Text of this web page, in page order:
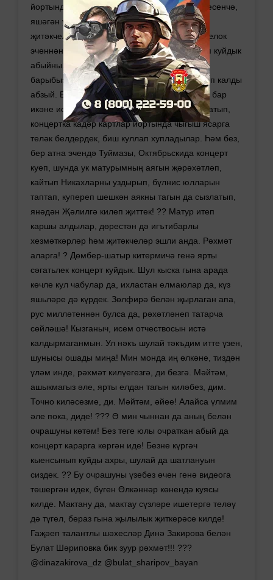
йортында яши икән. Зарланмады, юуук, киресенчә,
яшәгән урынының хезмәткәрләренә һәм
җитәкчеләренә рәхмәтле булуын әйтте. Поселок
эченнән узу юл планында булмаса да, илтеп куйдык
абыйны. Дөресрәге, машина йөретте инде
барыбызны да) Башымда уй калдырып төшеп калды
абзый. Бер атнадан Җәлилдә концерт куясы бар
икәне искә төште! Оештыручыларга шалтыратып,
концертка кадәр картлар йортында чыгыш ясарга
теләк белдердек, биш куллап хупладылар. Һәм без,
бер атна эчендә Туймазы, Октябрьскида концерт
куеп, шунда ук матурымның аягын җәрәхәтләп,
кайтып Никахларны уздырып, бүлнис юлларын
таптап, купереп шешкән аякны тагын да сызлатып,
янәдән Җәлилгә килеп җиттек! ?? Матур итеп
каршы алдылар, дөрестән дә игътибарлы
хезмәткәрләр һәм җитәкчеләр эшли анда. Рәхмәт
аларга! ? Дөмбер-шатыр китермичә генә ярты
сәгатьлек концерт куйдык. Шул кыска гына арада
көчле кул чабулар да, ихластан елмаюлар да, күз
яшьләре дә күрдек. Зөлфирә белән җырлаган апа,
рус милләтеннән булса да, рәхәтләнеп татарча
сөйләшә! Кызганыч, исем отчествосын истә
калдырмаганмын. Ул нәкъ шулай тәкъдим итте үзен,
шунысы ошады миңа! Мин монда иң өлкәне, тиздән
үләм инде, рәхмәт килүегезгә, ди безгә. Мәйтәм,
ашыкмагыз әле, ярты елдан тагын киләбез, дим.
Точно киләсезме, ди. Мәйтәм, әйее! Алайса үлмим
әле пока, диде! ??? Ә мин чыннан да аның белән
очрашуны көтәм! Без теге юлы очраткан абый да
концерт карарга кергән иде! Безне күргәч
кыенсынып куйды ахры, шулай да шатлануын
сиздек. ?? Бу очрашуны үзебез өчен генә видеога
төшергән идек, бүген Өлкәннәр көнендә куясы
килде. Мактану да, мактау сүзләре ишетергә теләү
дә түгел, бераз гына җылылык җиткерәсе килде!
Гаҗәеп талантлы шәхесләр Динә Закирова белән
Булат Шәриповка бик зуур рәхмәт!!! ???
@dinazakirova_dz @bulat_sharipov_bayan